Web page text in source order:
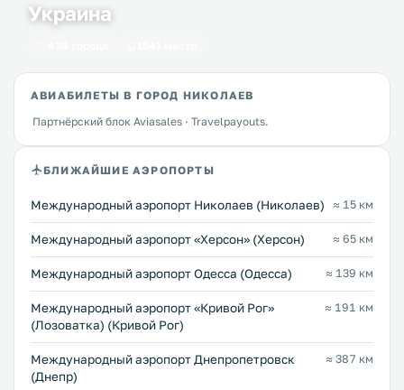
Украина
АВИАБИЛЕТЫ В ГОРОД НИКОЛАЕВ
Партнёрский блок Aviasales · Travelpayouts.
БЛИЖАЙШИЕ АЭРОПОРТЫ
Международный аэропорт Николаев (Николаев) ≈ 15 км
Международный аэропорт «Херсон» (Херсон) ≈ 65 км
Международный аэропорт Одесса (Одесса) ≈ 139 км
Международный аэропорт «Кривой Рог»
(Лозоватка) (Кривой Рог)
≈ 191 км
Международный аэропорт Днепропетровск
(Днепр)
≈ 387 км